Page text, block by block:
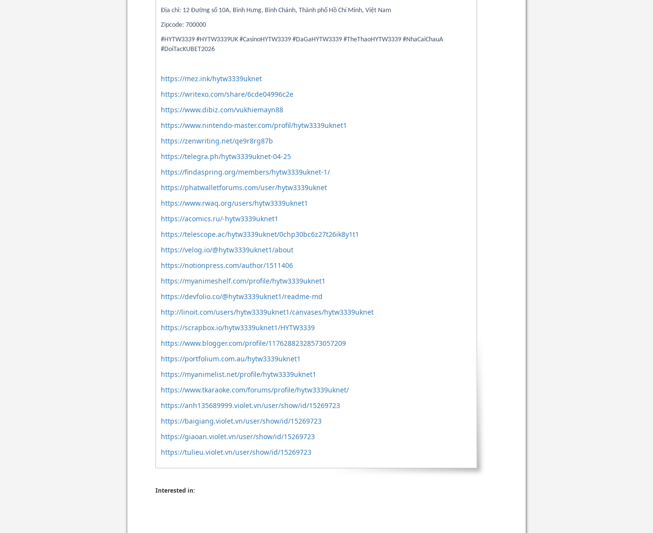
Địa chỉ: 12 Đường số 10A, Bình Hưng, Bình Chánh, Thành phố Hồ Chí Minh, Việt Nam
Zipcode: 700000
#HYTW3339 #HYTW3339UK #CasinoHYTW3339 #DaGaHYTW3339 #TheThaoHYTW3339 #NhaCaiChauA
#DoiTacKUBET2026
https://mez.ink/hytw3339uknet
https://writexo.com/share/6cde04996c2e
https://www.dibiz.com/vukhiemayn88
https://www.nintendo-master.com/profil/hytw3339uknet1
https://zenwriting.net/qe9r8rg87b
https://telegra.ph/hytw3339uknet-04-25
https://findaspring.org/members/hytw3339uknet-1/
https://phatwalletforums.com/user/hytw3339uknet
https://www.rwaq.org/users/hytw3339uknet1
https://acomics.ru/-hytw3339uknet1
https://telescope.ac/hytw3339uknet/0chp30bc6z27t26ik8y1t1
https://velog.io/@hytw3339uknet1/about
https://notionpress.com/author/1511406
https://myanimeshelf.com/profile/hytw3339uknet1
https://devfolio.co/@hytw3339uknet1/readme-md
http://linoit.com/users/hytw3339uknet1/canvases/hytw3339uknet
https://scrapbox.io/hytw3339uknet1/HYTW3339
https://www.blogger.com/profile/11762882328573057209
https://portfolium.com.au/hytw3339uknet1
https://myanimelist.net/profile/hytw3339uknet1
https://www.tkaraoke.com/forums/profile/hytw3339uknet/
https://anh135689999.violet.vn/user/show/id/15269723
https://baigiang.violet.vn/user/show/id/15269723
https://giaoan.violet.vn/user/show/id/15269723
https://tulieu.violet.vn/user/show/id/15269723
Interested in: